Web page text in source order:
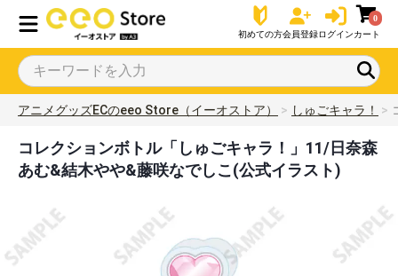
初めての方会員登録ログイン
0
カート
アニメグッズECのeeo Store（イーオストア） しゅごキャラ！
コレクションボトル「しゅごキャラ！」11/日奈森
あむ&結木やや&藤咲なでしこ(公式イラスト)